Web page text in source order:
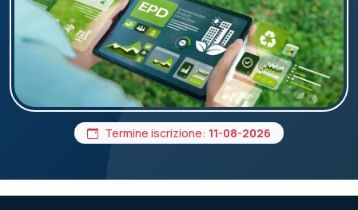
Termine iscrizione: 11-08-2026